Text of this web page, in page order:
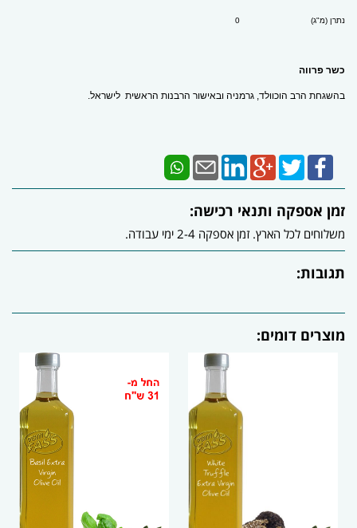
נתרן (מ"ג) 0
כשר פרווה
בהשגחת הרב הוכוולד, גרמניה ובאישור הרבנות הראשית לישראל.
זמן אספקה ותנאי רכישה:
משלוחים לכל הארץ. זמן אספקה 2-4 ימי עבודה.
תגובות:
מוצרים דומים: